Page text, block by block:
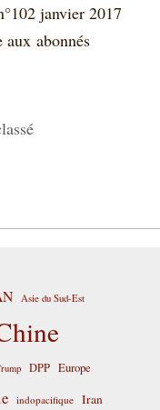
janvier 2017
aux abonnés
Asie du Sud-Est
DPP Europe
indopacifique Iran